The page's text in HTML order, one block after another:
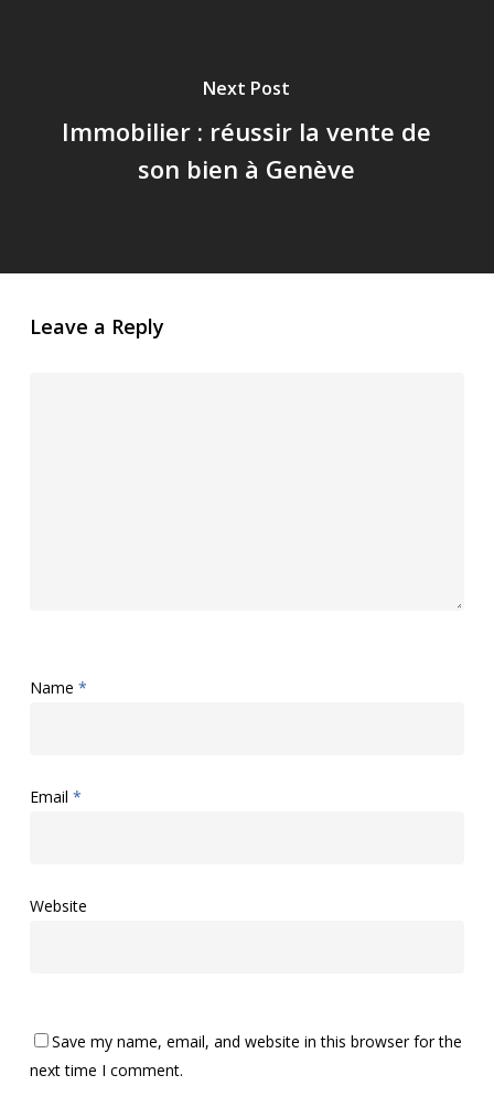
Next Post
Immobilier : réussir la vente de
son bien à Genève
Leave a Reply
Name *
Email *
Website
Save my name, email, and website in this browser for the
next time I comment.